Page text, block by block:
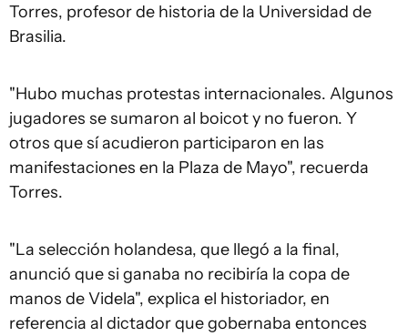
Torres, profesor de historia de la Universidad de
Brasilia.
"Hubo muchas protestas internacionales. Algunos
jugadores se sumaron al boicot y no fueron. Y
otros que sí acudieron participaron en las
manifestaciones en la Plaza de Mayo", recuerda
Torres.
"La selección holandesa, que llegó a la final,
anunció que si ganaba no recibiría la copa de
manos de Videla", explica el historiador, en
referencia al dictador que gobernaba entonces